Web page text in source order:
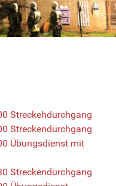
Streckehdurchgang
Streckendurchgang
Übungsdienst mit
Streckendurchgang